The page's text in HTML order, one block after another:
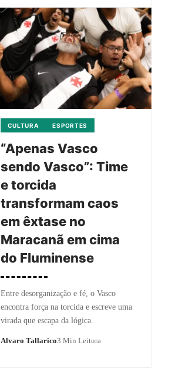
CULTURA ESPORTES
“Apenas Vasco
sendo Vasco”: Time
e torcida
transformam caos
em êxtase no
Maracanã em cima
do Fluminense
Entre desorganização e fé, o Vasco
encontra força na torcida e escreve uma
virada que escapa da lógica.
Alvaro Tallarico3 Min Leitura